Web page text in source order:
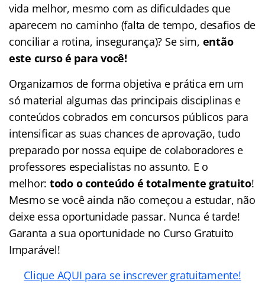
vida melhor, mesmo com as dificuldades que
aparecem no caminho (falta de tempo, desafios de
conciliar a rotina, insegurança)? Se sim, então
este curso é para você!
Organizamos de forma objetiva e prática em um
só material algumas das principais disciplinas e
conteúdos cobrados em concursos públicos para
intensificar as suas chances de aprovação, tudo
preparado por nossa equipe de colaboradores e
professores especialistas no assunto. E o
melhor: todo o conteúdo é totalmente gratuito!
Mesmo se você ainda não começou a estudar, não
deixe essa oportunidade passar. Nunca é tarde!
Garanta a sua oportunidade no Curso Gratuito
Imparável!
Clique AQUI para se inscrever gratuitamente!